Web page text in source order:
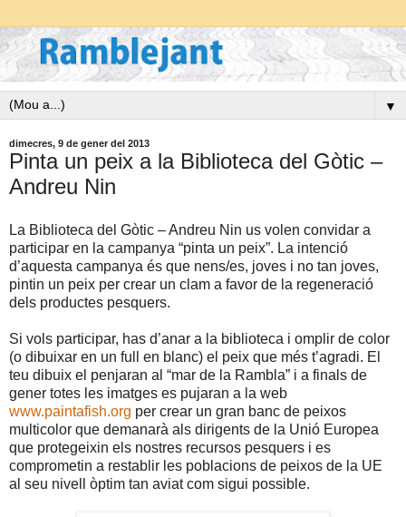
▼
dimecres, 9 de gener del 2013
Pinta un peix a la Biblioteca del Gòtic –
Andreu Nin
La Biblioteca del Gòtic – Andreu Nin us volen convidar a
participar en la campanya “pinta un peix”. La intenció
d’aquesta campanya és que nens/es, joves i no tan joves,
pintin un peix per crear un clam a favor de la regeneració
dels productes pesquers.
Si vols participar, has d’anar a la biblioteca i omplir de color
(o dibuixar en un full en blanc) el peix que més t’agradi. El
teu dibuix el penjaran al “mar de la Rambla” i a finals de
gener totes les imatges es pujaran a la web
www.paintafish.org per crear un gran banc de peixos
multicolor que demanarà als dirigents de la Unió Europea
que protegeixin els nostres recursos pesquers i es
comprometin a restablir les poblacions de peixos de la UE
al seu nivell òptim tan aviat com sigui possible.